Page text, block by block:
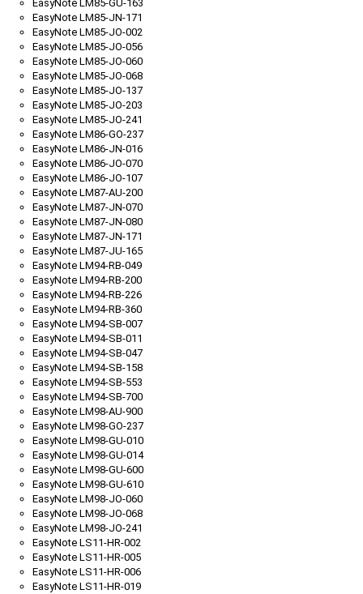
EasyNote LM85-GU-163
EasyNote LM85-JN-171
EasyNote LM85-JO-002
EasyNote LM85-JO-056
EasyNote LM85-JO-060
EasyNote LM85-JO-068
EasyNote LM85-JO-137
EasyNote LM85-JO-203
EasyNote LM85-JO-241
EasyNote LM86-GO-237
EasyNote LM86-JN-016
EasyNote LM86-JO-070
EasyNote LM86-JO-107
EasyNote LM87-AU-200
EasyNote LM87-JN-070
EasyNote LM87-JN-080
EasyNote LM87-JN-171
EasyNote LM87-JU-165
EasyNote LM94-RB-049
EasyNote LM94-RB-200
EasyNote LM94-RB-226
EasyNote LM94-RB-360
EasyNote LM94-SB-007
EasyNote LM94-SB-011
EasyNote LM94-SB-047
EasyNote LM94-SB-158
EasyNote LM94-SB-553
EasyNote LM94-SB-700
EasyNote LM98-AU-900
EasyNote LM98-GO-237
EasyNote LM98-GU-010
EasyNote LM98-GU-014
EasyNote LM98-GU-600
EasyNote LM98-GU-610
EasyNote LM98-JO-060
EasyNote LM98-JO-068
EasyNote LM98-JO-241
EasyNote LS11-HR-002
EasyNote LS11-HR-005
EasyNote LS11-HR-006
EasyNote LS11-HR-019